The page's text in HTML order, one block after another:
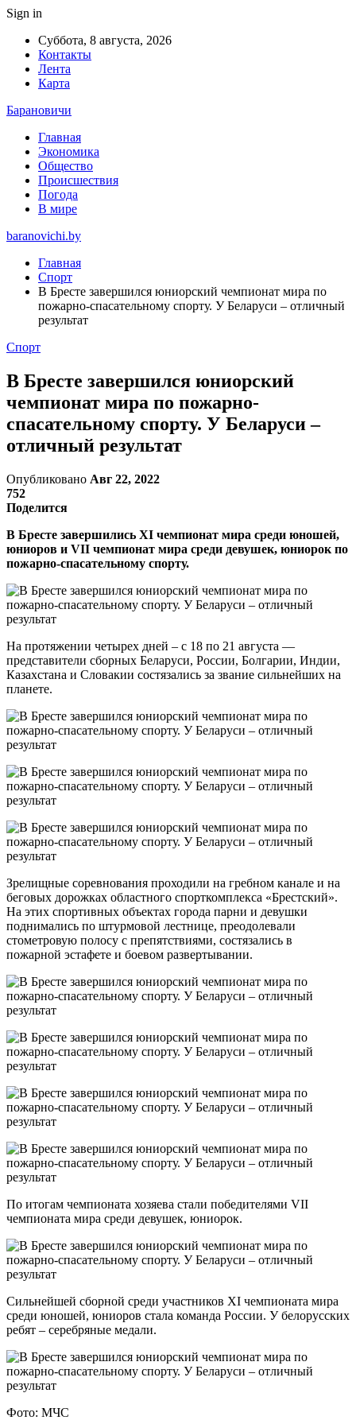
Sign in
Суббота, 8 августа, 2026
Контакты
Лента
Карта
Барановичи
Главная
Экономика
Общество
Происшествия
Погода
В мире
baranovichi.by
Главная
Спорт
В Бресте завершился юниорский чемпионат мира по
пожарно-спасательному спорту. У Беларуси – отличный
результат
Спорт
В Бресте завершился юниорский
чемпионат мира по пожарно-
спасательному спорту. У Беларуси –
отличный результат
Опубликовано Авг 22, 2022
752
Поделится
В Бресте завершились XI чемпионат мира среди юношей,
юниоров и VII чемпионат мира среди девушек, юниорок по
пожарно-спасательному спорту.
На протяжении четырех дней – с 18 по 21 августа —
представители сборных Беларуси, России, Болгарии, Индии,
Казахстана и Словакии состязались за звание сильнейших на
планете.
Зрелищные соревнования проходили на гребном канале и на
беговых дорожках областного спорткомплекса «Брестский».
На этих спортивных объектах города парни и девушки
поднимались по штурмовой лестнице, преодолевали
стометровую полосу с препятствиями, состязались в
пожарной эстафете и боевом развертывании.
По итогам чемпионата хозяева стали победителями VII
чемпионата мира среди девушек, юниорок.
Сильнейшей сборной среди участников XI чемпионата мира
среди юношей, юниоров стала команда России. У белорусских
ребят – серебряные медали.
Фото: МЧС